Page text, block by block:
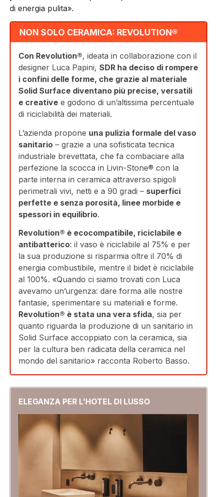
di energia pulita».
NON SOLO CERAMICA: REVOLUTION®
Con Revolution®, ideata in collaborazione con il
designer Luca Papini, SDR ha deciso di rompere
i confini delle forme, che grazie al materiale
Solid Surface diventano più precise, versatili
e creative e godono di un’altissima percentuale
di riciclabilità dei materiali.
L’azienda propone una pulizia formale del vaso
sanitario – grazie a una sofisticata tecnica
industriale brevettata, che fa combaciare alla
perfezione la scocca in Livin-Stone® con la
parte interna in ceramica attraverso spigoli
perimetrali vivi, netti e a 90 gradi – superfici
perfette e senza porosità, linee morbide e
spessori in equilibrio.
Revolution® è ecocompatibile, riciclabile e
antibatterico: il vaso è riciclabile al 75% e per
la sua produzione si risparmia oltre il 70% di
energia combustibile, mentre il bidet è riciclabile
al 100%. «Quando ci siamo trovati con Luca
avevamo un’urgenza: dare forma alle nostre
fantasie, sperimentare su materiali e forme.
Revolution® è stata una vera sfida, sia per
quanto riguarda la produzione di un sanitario in
Solid Surface accoppiato con la ceramica, sia
per la cultura ben radicata della ceramica nel
mondo del sanitario» racconta Roberto Basso.
ELEGANZA PER L’HOTEL DI LUSSO